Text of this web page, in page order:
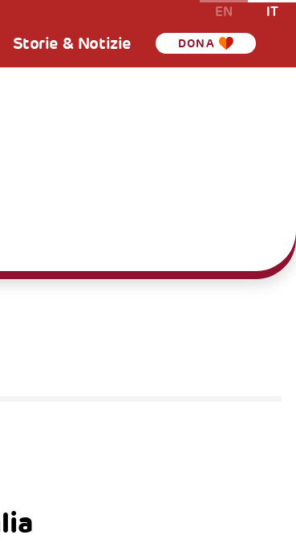
Storie & Notizie DONA
EN IT